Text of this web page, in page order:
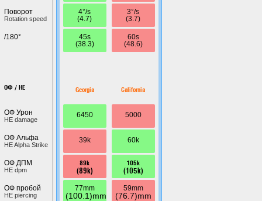
Поворот
Rotation speed
/180°
ОФ / HE
ОФ Урон
HE damage
ОФ Альфа
HE Alpha Strike
ОФ ДПМ
HE dpm
ОФ пробой
HE piercing
4°/s
(4.7)
45s
(38.3)
Georgia
6450
39k
89k
(89k)
77mm
(100.1)mm
3°/s
(3.7)
60s
(48.6)
California
5000
60k
105k
(105k)
59mm
(76.7)mm